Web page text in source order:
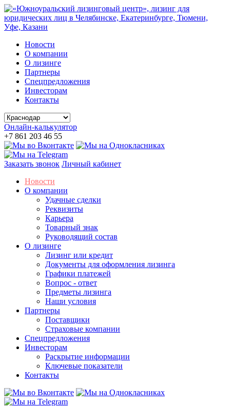
Новости
О компании
О лизинге
Партнеры
Спецпредложения
Инвесторам
Контакты
Онлайн-калькулятор
+7 861 203 46 55
Заказать звонок Личный кабинет
Новости
О компании
Удачные сделки
Реквизиты
Карьера
Товарный знак
Руководящий состав
О лизинге
Лизинг или кредит
Документы для оформления лизинга
Графики платежей
Вопрос - ответ
Предметы лизинга
Наши условия
Партнеры
Поставщики
Страховые компании
Спецпредложения
Инвесторам
Раскрытие информации
Ключевые показатели
Контакты